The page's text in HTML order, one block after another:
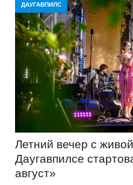
ДАУГАВПИЛС
Летний вечер с
Даугавпилсе
август»